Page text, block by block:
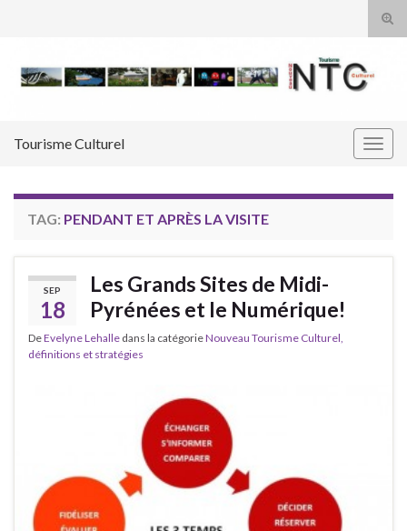
Tourisme Culturel
TAG: PENDANT ET APRÈS LA VISITE
SEP
18
Les Grands Sites de Midi-
Pyrénées et le Numérique!
DeEvelyne Lehalle dans la catégorieNouveau Tourisme Culturel,
définitions et stratégies